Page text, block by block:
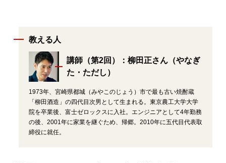
教える人
講師（第2回）：柳田正さん（やなぎ
た・ただし）
1973年、宮崎県都城（みやこのじょう）市で最も古い焼酎蔵
「柳田酒造」の四代目次男として生まれる。東京農工大学大学
院を卒業後、富士ゼロックスに入社。エンジニアとして4年勤務
の後、2001年に家業を継ぐため、帰郷。2010年に五代目代表取
締役に就任。